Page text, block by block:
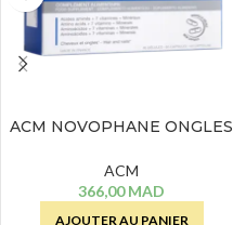
ACM NOVOPHANE ONGLES
ACM
366,00MAD
AJOUTER AU PANIER